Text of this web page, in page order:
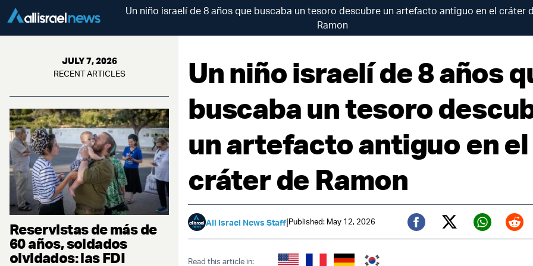
Un niño israelí de 8 años que buscaba un tesoro descubre un artefacto antiguo en el cráter
Ramon
JULY 7, 2026
RECENT ARTICLES
Reservistas de más de
60 años, soldados
olvidados: las FDI
Un niño israelí de 8 años
buscaba un tesoro
un artefacto antiguo en el
cráter de Ramon
All Israel News Staff|Published: May 12, 2026
Facebook
Twitter (X)
Read this article in: